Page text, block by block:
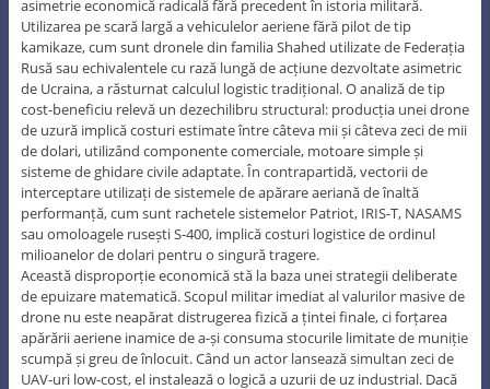
asimetrie economică radicală fără precedent în istoria militară.
Utilizarea pe scară largă a vehiculelor aeriene fără pilot de tip
kamikaze, cum sunt dronele din familia Shahed utilizate de Federația
Rusă sau echivalentele cu rază lungă de acțiune dezvoltate asimetric
de Ucraina, a răsturnat calculul logistic tradițional. O analiză de tip
cost-beneficiu relevă un dezechilibru structural: producția unei drone
de uzură implică costuri estimate între câteva mii și câteva zeci de mii
de dolari, utilizând componente comerciale, motoare simple și
sisteme de ghidare civile adaptate. În contrapartidă, vectorii de
interceptare utilizați de sistemele de apărare aeriană de înaltă
performanță, cum sunt rachetele sistemelor Patriot, IRIS-T, NASAMS
sau omoloagele rusești S-400, implică costuri logistice de ordinul
milioanelor de dolari pentru o singură tragere.
Această disproporție economică stă la baza unei strategii deliberate
de epuizare matematică. Scopul militar imediat al valurilor masive de
drone nu este neapărat distrugerea fizică a țintei finale, ci forțarea
apărării aeriene inamice de a-și consuma stocurile limitate de muniție
scumpă și greu de înlocuit. Când un actor lansează simultan zeci de
UAV-uri low-cost, el instalează o logică a uzurii de uz industrial. Dacă